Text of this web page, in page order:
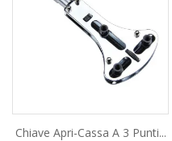
Chiave Apri-Cassa A 3 Punti...